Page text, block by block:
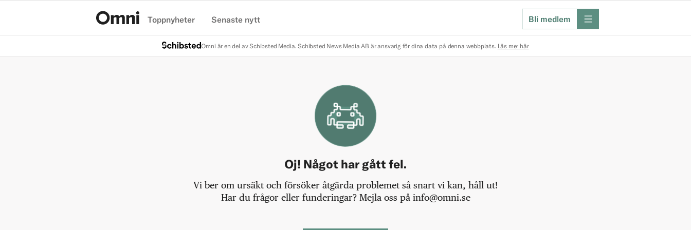
Toppnyheter Senaste nytt Bli medlem meny
Omni är en del av Schibsted Media. Schibsted News Media AB är ansvarig för dina data på denna webbplats. Läs mer här
Oj! Något har gått fel.
Vi ber om ursäkt och försöker åtgärda problemet så snart vi kan, håll ut!
Har du frågor eller funderingar? Mejla oss på info@omni.se